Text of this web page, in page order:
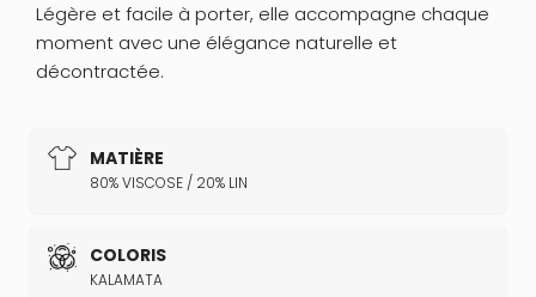
MATIÈRE
80% VISCOSE / 20% LIN
COLORIS
KALAMATA
Légère et facile à porter, elle accompagne chaque
moment avec une élégance naturelle et
décontractée.